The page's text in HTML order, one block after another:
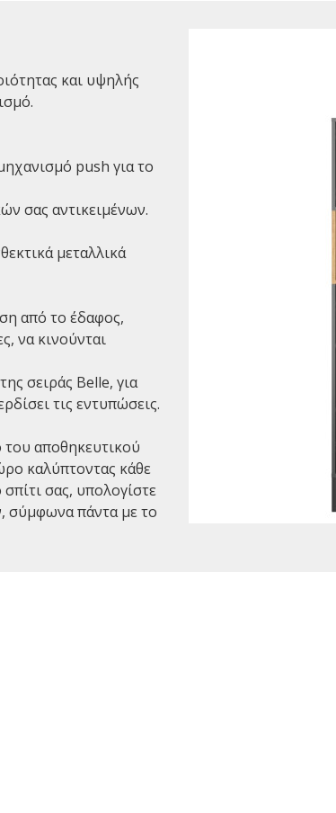
και υψηλής
push για το
σας αντικειμένων.
μεταλλικά
από το έδαφος,
να κινούνται
σειράς Belle, για
τις εντυπώσεις.
του αποθηκευτικού
καλύπτοντας κάθε
σας, υπολογίστε
σύμφωνα πάντα με το